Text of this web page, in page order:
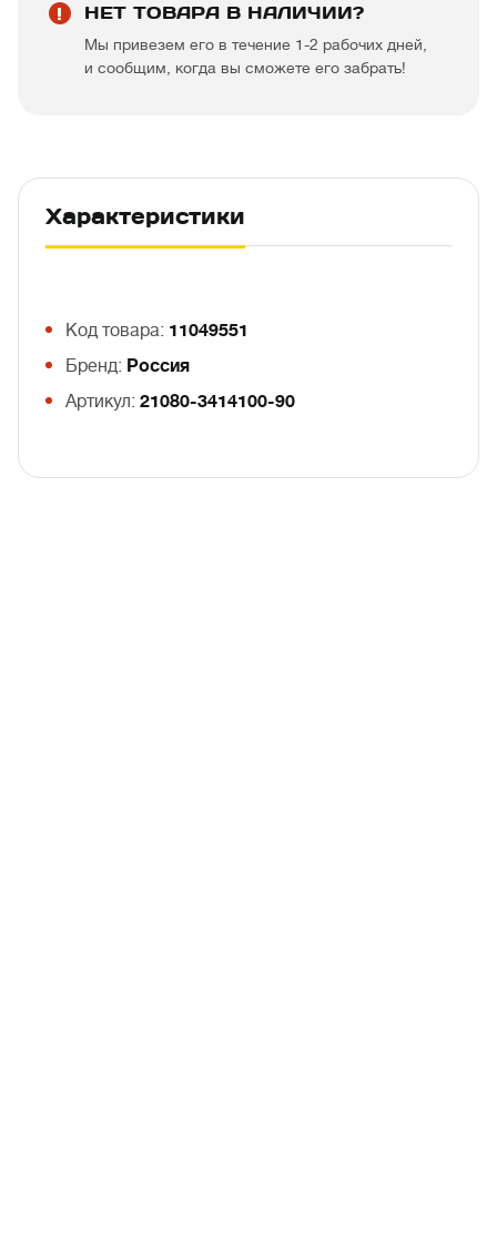
НЕТ ТОВАРА В НАЛИЧИИ?
Мы привезем его в течение 1-2 рабочих дней,
и сообщим, когда вы сможете его забрать!
Характеристики
Код товара: 11049551
Бренд: Россия
Артикул: 21080-3414100-90